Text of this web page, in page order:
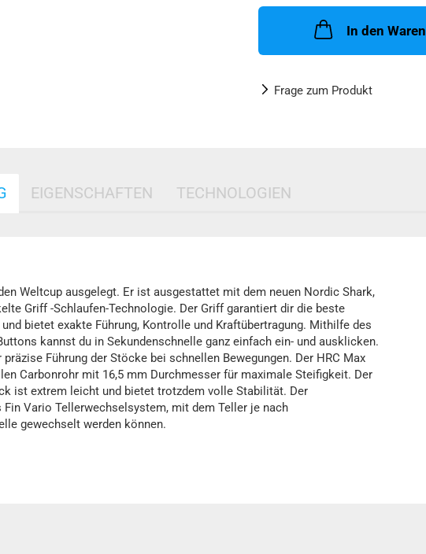
In den
Frage zum Produkt
EIGENSCHAFTEN TECHNOLOGIEN
Weltcup ausgelegt. Er ist ausgestattet mit dem neuen Nordic Shark,
Griff -Schlaufen-Technologie. Der Griff garantiert dir die beste
bietet exakte Führung, Kontrolle und Kraftübertragung. Mithilfe des
kannst du in Sekundenschnelle ganz einfach ein- und ausklicken.
Führung der Stöcke bei schnellen Bewegungen. Der HRC Max
Carbonrohr mit 16,5 mm Durchmesser für maximale Steifigkeit. Der
ist extrem leicht und bietet trotzdem volle Stabilität. Der
Vario Tellerwechselsystem, mit dem Teller je nach
gewechselt werden können.